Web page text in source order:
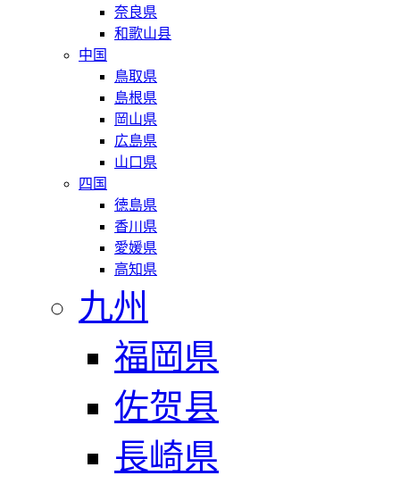
奈良県
和歌山县
中国
鳥取県
島根県
岡山県
広島県
山口県
四国
徳島県
香川県
愛媛県
高知県
九州
福岡県
佐贺县
長崎県